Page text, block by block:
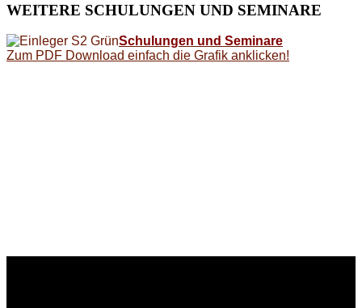
WEITERE SCHULUNGEN UND SEMINARE
Schulungen und Seminare
Zum PDF Download einfach die Grafik anklicken!